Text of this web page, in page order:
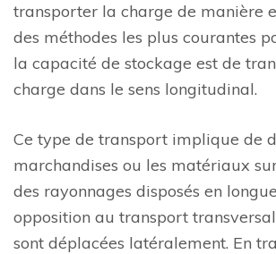
transporter la charge de manière
des méthodes les plus courantes
la capacité de stockage est de
charge dans le sens longitudinal.
Ce type de transport implique de
marchandises ou les matériaux
des rayonnages disposés en
opposition au transport
sont déplacées latéralement. En